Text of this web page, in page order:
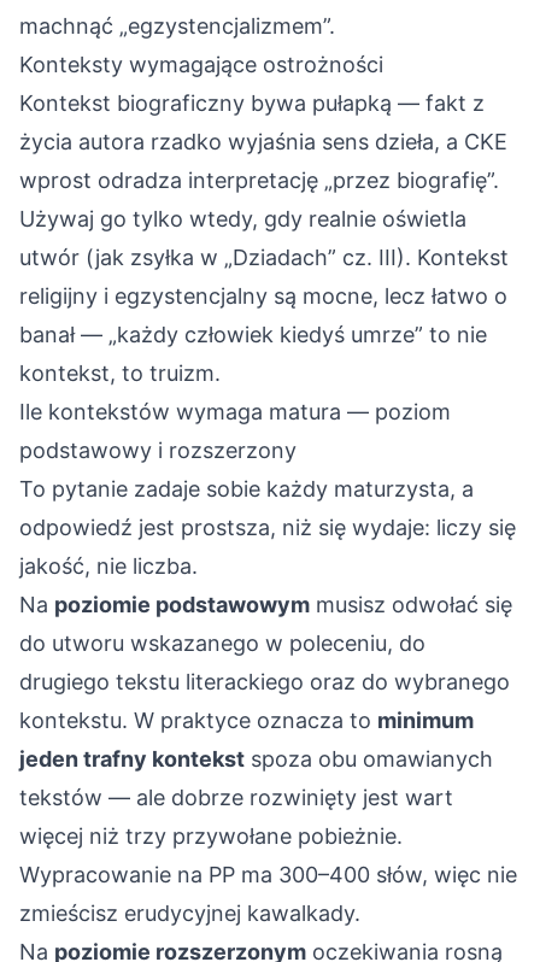
machnąć „egzystencjalizmem”.
Konteksty wymagające ostrożności
Kontekst biograficzny bywa pułapką — fakt z
życia autora rzadko wyjaśnia sens dzieła, a CKE
wprost odradza interpretację „przez biografię”.
Używaj go tylko wtedy, gdy realnie oświetla
utwór (jak zsyłka w „Dziadach” cz. III). Kontekst
religijny i egzystencjalny są mocne, lecz łatwo o
banał — „każdy człowiek kiedyś umrze” to nie
kontekst, to truizm.
Ile kontekstów wymaga matura — poziom
podstawowy i rozszerzony
To pytanie zadaje sobie każdy maturzysta, a
odpowiedź jest prostsza, niż się wydaje: liczy się
jakość, nie liczba.
Na poziomie podstawowym musisz odwołać się
do utworu wskazanego w poleceniu, do
drugiego tekstu literackiego oraz do wybranego
kontekstu. W praktyce oznacza to minimum
jeden trafny kontekst spoza obu omawianych
tekstów — ale dobrze rozwinięty jest wart
więcej niż trzy przywołane pobieżnie.
Wypracowanie na PP ma 300–400 słów, więc nie
zmieścisz erudycyjnej kawalkady.
Na poziomie rozszerzonym oczekiwania rosną